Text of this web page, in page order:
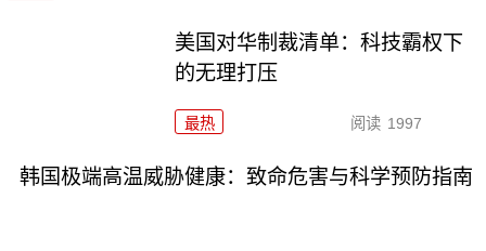
美国对华制裁清单：科技霸权下
的无理打压
最热 阅读 1997
韩国极端高温威胁健康：致命危害与科学预防指南